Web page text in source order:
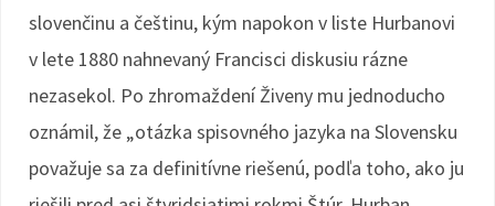
slovenčinu a češtinu, kým napokon v liste Hurbanovi
v lete 1880 nahnevaný Francisci diskusiu rázne
nezasekol. Po zhromaždení Živeny mu jednoducho
oznámil, že „otázka spisovného jazyka na Slovensku
považuje sa za definitívne riešenú, podľa toho, ako ju